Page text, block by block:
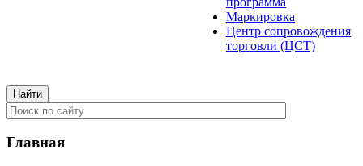
Маркировка
Центр сопровождения
торговли (ЦСТ)
Главная